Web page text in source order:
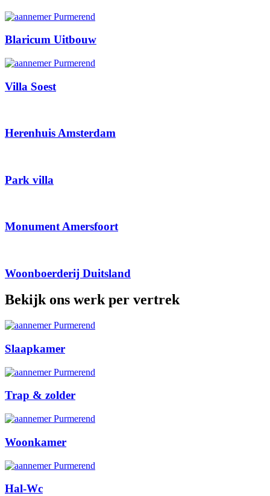
Blaricum Uitbouw
Villa Soest
Herenhuis Amsterdam
Park villa
Monument Amersfoort
Woonboerderij Duitsland
Bekijk ons werk per vertrek
Slaapkamer
Trap & zolder
Woonkamer
Hal-Wc